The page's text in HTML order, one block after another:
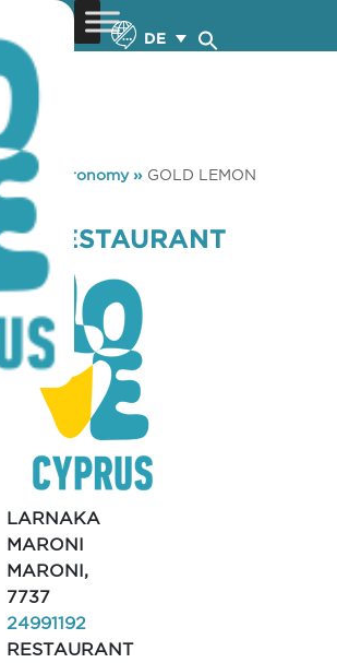
DE
»Gastronomy» GOLD LEMON
RESTAURANT
LARNAKA
MARONI
MARONI,
7737
24991192
RESTAURANT